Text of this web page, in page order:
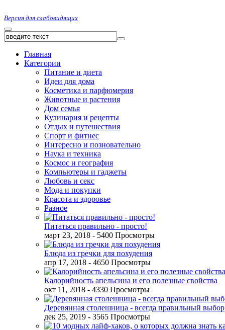
Версия для слабовидящих
Главная
Категории
Питание и диета
Идеи для дома
Косметика и парфюмерия
Животные и растения
Дом семья
Кулинария и рецепты
Отдых и путешествия
Спорт и фитнес
Интересно и позновательно
Наука и техника
Космос и география
Компьютеры и гаджеты
Любовь и секс
Мода и покупки
Красота и здоровье
Разное
Питаться правильно - просто!
март 23, 2018 - 5400 Просмотры
Блюда из гречки для похудения
апр 17, 2018 - 4650 Просмотры
Калорийность апельсина и его полезные свойства
окт 11, 2018 - 4330 Просмотры
Деревянная столешница - всегда правильный выбор
дек 25, 2019 - 3565 Просмотры